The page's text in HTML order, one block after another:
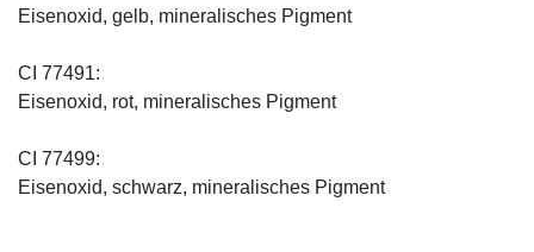
Eisenoxid, gelb, mineralisches Pigment
CI 77491:
Eisenoxid, rot, mineralisches Pigment
CI 77499:
Eisenoxid, schwarz, mineralisches Pigment